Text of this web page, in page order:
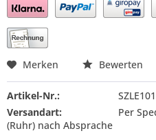
Preis anfragen
Merken Bewerten
Artikel-Nr.:
Versandart:
Per
(Ruhr) nach Absprache